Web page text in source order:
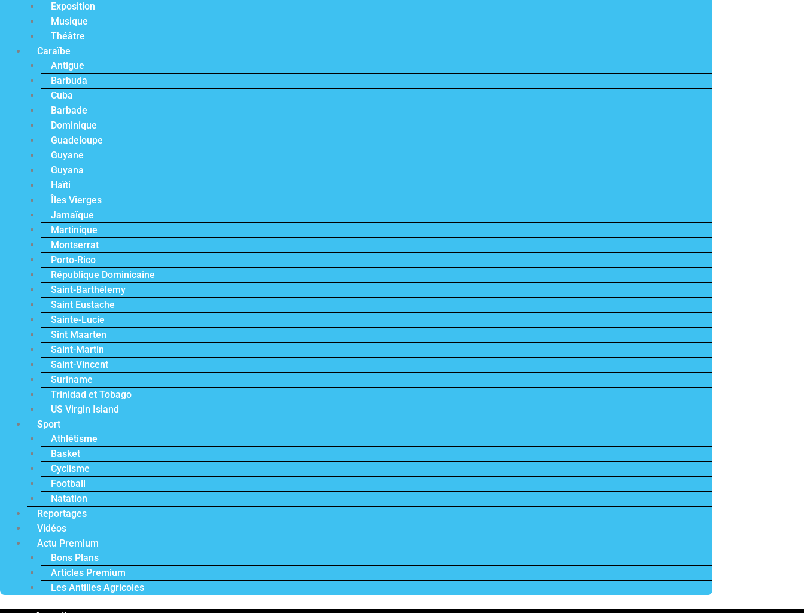
Exposition
Musique
Théâtre
Caraïbe
Antigue
Barbuda
Cuba
Barbade
Dominique
Guadeloupe
Guyane
Guyana
Haïti
Îles Vierges
Jamaïque
Martinique
Montserrat
Porto-Rico
République Dominicaine
Saint-Barthélemy
Saint Eustache
Sainte-Lucie
Sint Maarten
Saint-Martin
Saint-Vincent
Suriname
Trinidad et Tobago
US Virgin Island
Sport
Athlétisme
Basket
Cyclisme
Football
Natation
Reportages
Vidéos
Actu Premium
Bons Plans
Articles Premium
Les Antilles Agricoles